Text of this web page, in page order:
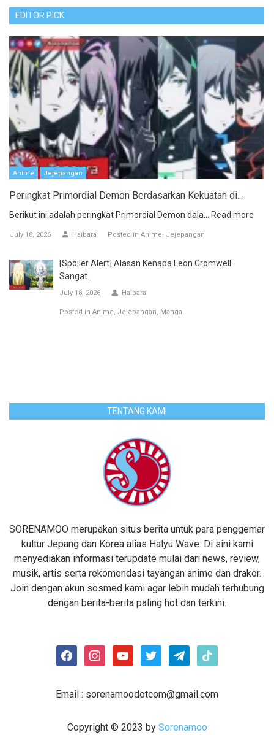
EDITOR PICK
Anime Jejepangan
Peringkat Primordial Demon Berdasarkan Kekuatan di...
Berikut ini adalah peringkat Primordial Demon dala... Read more
July 18, 2026 Haibara Posted in Anime Jejepangan
[Spoiler Alert] Alasan Kenapa Leon Cromwell
Sangat...
July 18, 2026 Haibara
Posted in Anime Jejepangan Manga
TENTANG KAMI
SORENAMOO merupakan situs berita untuk para penggemar
kultur Jepang dan Korea alias Halyu Wave. Di sini kami
menyediakan informasi terupdate mulai dari news, review,
musik, artis serta rekomendasi tayangan anime dan drakor.
Join dengan akun sosmed kami agar lebih mudah terhubung
dengan berita-berita paling hot dan terkini.
facebookinstagramyoutubetwitter telegramtiktok
Email : sorenamoodotcom@gmail.com
Copyright © 2023 by Sorenamoo